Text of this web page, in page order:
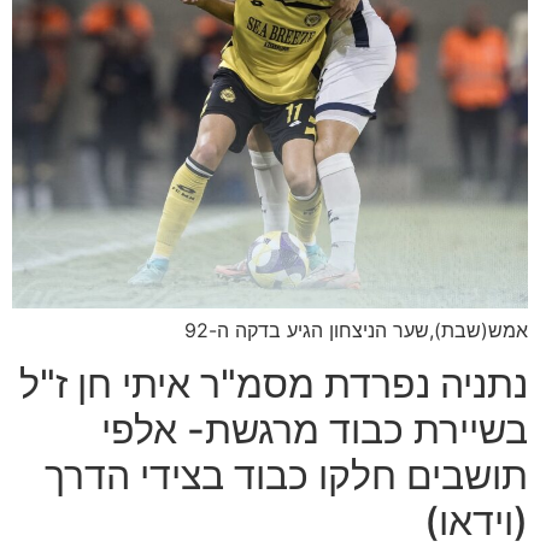
אמש(שבת),שער הניצחון הגיע בדקה ה-92
נתניה נפרדת מסמ"ר איתי חן ז"ל
בשיירת כבוד מרגשת- אלפי
תושבים חלקו כבוד בצידי הדרך
(וידאו)